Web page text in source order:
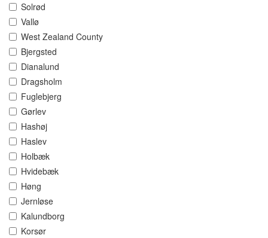
Solrød
Vallø
West Zealand County
Bjergsted
Dianalund
Dragsholm
Fuglebjerg
Gørlev
Hashøj
Haslev
Holbæk
Hvidebæk
Høng
Jernløse
Kalundborg
Korsør